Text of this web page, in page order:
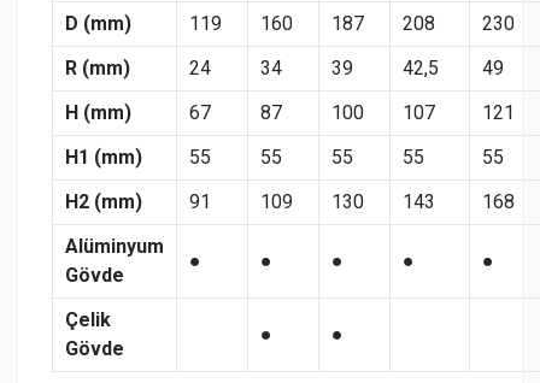
D (mm)
119 160 187 208
230
R (mm)
24 34 39 42,5
49
H (mm)
67 87 100 107
121
H1 (mm)
55 55 55 55
55
H2 (mm)
91 109 130 143
168
Alüminyum
Gövde
● ● ● ● ●
Çelik
Gövde
● ●